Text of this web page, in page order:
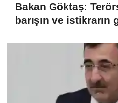
Bakan Göktaş:
barışın ve istikrarın